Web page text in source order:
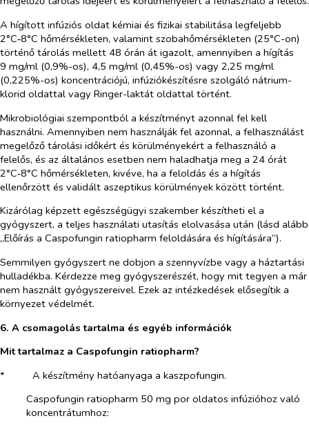
A hígított infúziós oldat kémiai és fizikai stabilitása legfeljebb
2°C‑8°C hőmérsékleten, valamint szobahőmérsékleten (25°C-on)
történő tárolás mellett 48 órán át igazolt, amennyiben a hígítás
9 mg/ml (0,9%-os), 4,5 mg/ml (0,45%-os) vagy 2,25 mg/ml
(0,225%-os) koncentrációjú, infúziókészítésre szolgáló nátrium-
klorid oldattal vagy Ringer-laktát oldattal történt.
Mikrobiológiai szempontból a készítményt azonnal fel kell
használni. Amennyiben nem használják fel azonnal, a felhasználást
megelőző tárolási időkért és körülményekért a felhasználó a
felelős, és az általános esetben nem haladhatja meg a 24 órát
2°C‑8°C hőmérsékleten, kivéve, ha a feloldás és a hígítás
ellenőrzött és validált aszeptikus körülmények között történt.
Kizárólag képzett egészségügyi szakember készítheti el a
gyógyszert, a teljes használati utasítás elolvasása után (lásd alább
„Előírás a Caspofungin ratiopharm feloldására és hígítására”).
Semmilyen gyógyszert ne dobjon a szennyvízbe vagy a háztartási
hulladékba. Kérdezze meg gyógyszerészét, hogy mit tegyen a már
nem használt gyógyszereivel. Ezek az intézkedések elősegítik a
környezet védelmét.
6. A csomagolás tartalma és egyéb információk
Mit tartalmaz a Caspofungin ratiopharm?
*​
A készítmény hatóanyaga a kaszpofungin.
Caspofungin ratiopharm 50 mg por oldatos infúzióhoz való
koncentrátumhoz: